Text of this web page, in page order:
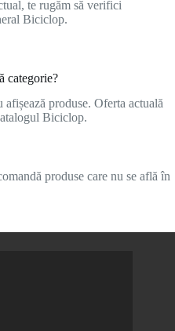
te rugăm să verifici
Biciclop.
categorie?
produse. Oferta actuală
Biciclop.
produse care nu se află în